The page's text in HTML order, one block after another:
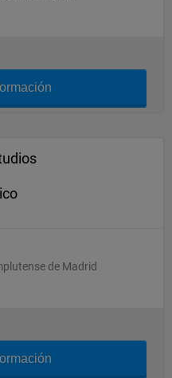
de Madrid